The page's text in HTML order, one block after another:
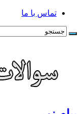
تماس با ما